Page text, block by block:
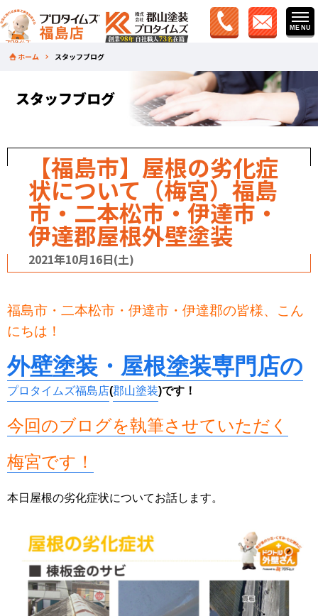
ホーム スタッフブログ
スタッフブログ
【福島市】屋根の劣化症
状について（梅宮）福島
市・二本松市・伊達市・
伊達郡屋根外壁塗装
2021年10月16日(土)
福島市・二本松市・伊達市・伊達郡の皆様、こん
にちは！
外壁塗装・屋根塗装専門店の
プロタイムズ福島店(郡山塗装)です！
今回のブログを執筆させていただく
梅宮です！
本日屋根の劣化症状についてお話します。